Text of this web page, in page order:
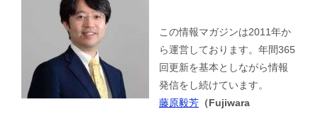
この情報マガジンは2011年か
ら運営しております。年間365
回更新を基本としながら情報
発信をし続けています。
藤原毅芳 （Fujiwara